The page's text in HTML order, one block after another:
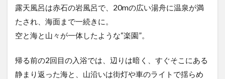
露天風呂は赤石の岩風呂で、20mの広い湯舟に温泉が満
たされ、海面まで一続きに。
空と海と山々が一体したような“楽園”。
帰る前の2回目の入浴では、辺りは暗く、すぐそこにある
静まり返った海と、山沿いは街灯や車のライトで揺らめ